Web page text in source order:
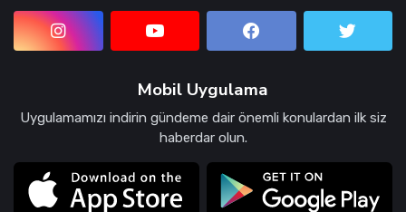
Mobil Uygulama
Uygulamamızı indirin gündeme dair önemli konulardan ilk siz
haberdar olun.